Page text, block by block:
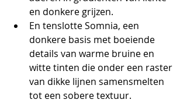
en donkere grijzen.
En tenslotte Somnia, een
donkere basis met boeiende
details van warme bruine en
witte tinten die onder een raster
van dikke lijnen samensmelten
tot een sobere textuur.